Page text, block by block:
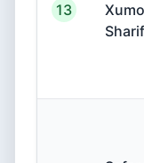
13